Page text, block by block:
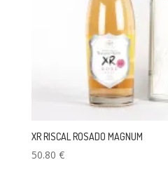
XR RISCAL ROSADO MAGNUM
50.80 €